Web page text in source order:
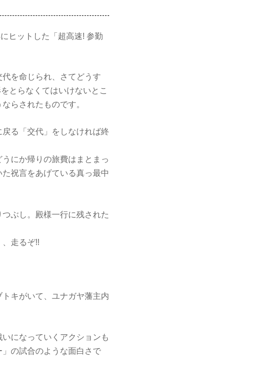
ヒットした「超高速! 参勤
を命じられ、さてどうす
とらなくてはいけないとこ
らされたものです。
る「交代」をしなければ終
にか帰りの旅費はまとまっ
祝言をあげている真っ最中
ぶし。殿様一行に残された
走るぞ!!
キがいて、ユナガヤ藩主内
になっていくアクションも
の試合のような面白さで